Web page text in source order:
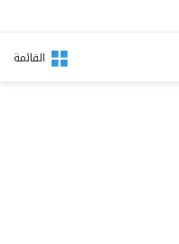
القائمة